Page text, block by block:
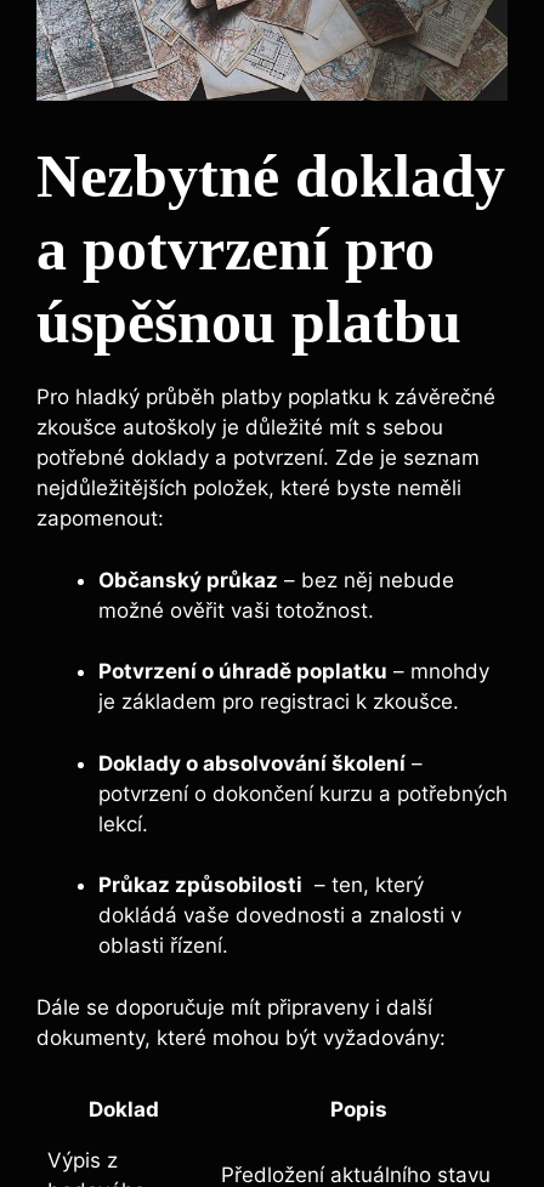
Nezbytné doklady
​a potvrzení pro
úspěšnou ⁣platbu
Pro hladký průběh platby poplatku k závěrečné
zkoušce‍ autoškoly⁢ je ⁤důležité ‌mít s sebou
potřebné ⁢doklady a‌ potvrzení. ⁣Zde je seznam
nejdůležitějších položek, ⁣které ‌byste ⁣neměli
zapomenout:
Občanský průkaz – bez něj​ nebude
možné ověřit vaši totožnost.
Potvrzení o úhradě ‌poplatku – mnohdy⁤
je základem pro registraci k zkoušce.
Doklady o absolvování školení – ​
potvrzení o dokončení kurzu a potřebných
lekcí.
Průkaz způsobilosti ​ – ​ten, který
dokládá ⁤vaše dovednosti a znalosti v
⁤oblasti řízení.
Dále se doporučuje mít připraveny i další
dokumenty, které mohou být⁣ vyžadovány:
Doklad Popis
Výpis z
Předložení aktuálního stavu